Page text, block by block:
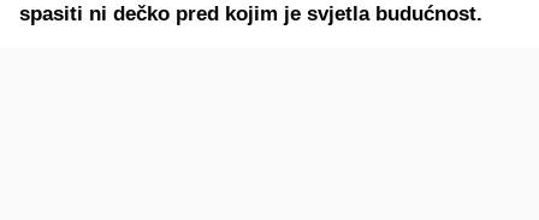
spasiti ni dečko pred kojim je svjetla budućnost.